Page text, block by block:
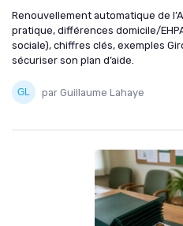
Renouvellement automatique de
pratique, différences domicile/
sociale), chiffres clés, exemples
sécuriser son plan d’aide.
par Guillaume Lahaye